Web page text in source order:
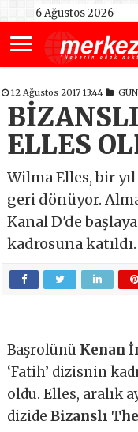
6 Ağustos 2026
12 Ağustos 2017 13:44
ELLES
Wilma Elles, bir
geri dönüyor.
Kanal D'de
kadrosuna katıldı.
Başrolünü Kenan
‘Fatih’ dizisnin
oldu. Elles, aralık
dizideBizanslı